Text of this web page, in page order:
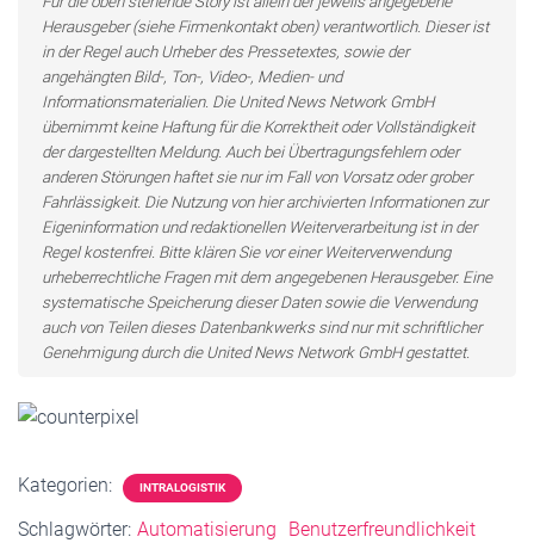
Herausgeber (siehe Firmenkontakt oben) verantwortlich. Dieser ist
in der Regel auch Urheber des Pressetextes, sowie der
angehängten Bild-, Ton-, Video-, Medien- und
Informationsmaterialien. Die United News Network GmbH
übernimmt keine Haftung für die Korrektheit oder Vollständigkeit
der dargestellten Meldung. Auch bei Übertragungsfehlern oder
anderen Störungen haftet sie nur im Fall von Vorsatz oder grober
Fahrlässigkeit. Die Nutzung von hier archivierten Informationen zur
Eigeninformation und redaktionellen Weiterverarbeitung ist in der
Regel kostenfrei. Bitte klären Sie vor einer Weiterverwendung
urheberrechtliche Fragen mit dem angegebenen Herausgeber. Eine
systematische Speicherung dieser Daten sowie die Verwendung
auch von Teilen dieses Datenbankwerks sind nur mit schriftlicher
Genehmigung durch die United News Network GmbH gestattet.
Kategorien: INTRALOGISTIK
Schlagwörter: Automatisierung
Benutzerfreundlichkeit